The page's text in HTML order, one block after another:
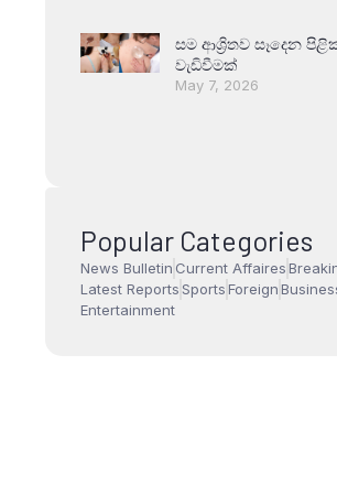
සම ආශ්‍රිතව සෑදෙන
වැඩිවීමක්
May 7, 2026
Popular Categories
News Bulletin Current Affaires
Latest ReportsSportsForeign
Entertainment